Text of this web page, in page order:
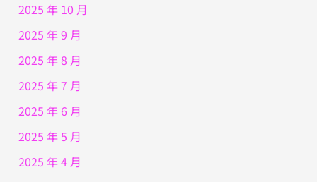
2025 年 10 月
2025 年 9 月
2025 年 8 月
2025 年 7 月
2025 年 6 月
2025 年 5 月
2025 年 4 月